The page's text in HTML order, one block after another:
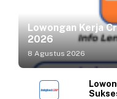
Lowongan Kerja
2026
8 Agustus 2026